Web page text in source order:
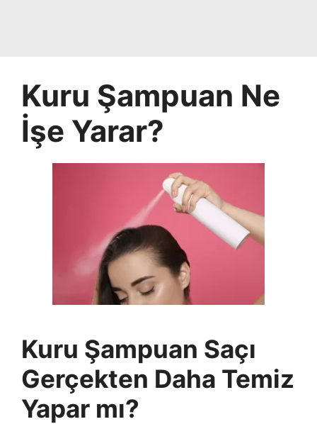
Kuru Şampuan Ne
İşe Yarar?
Kuru Şampuan Saçı
Gerçekten Daha Temiz
Yapar mı?